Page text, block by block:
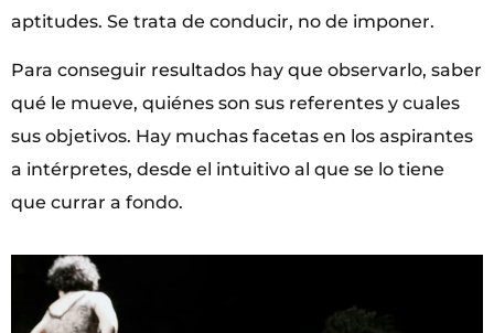
aptitudes. Se trata de conducir, no de imponer.
Para conseguir resultados hay que observarlo, saber
qué le mueve, quiénes son sus referentes y cuales
sus objetivos. Hay muchas facetas en los aspirantes
a intérpretes, desde el intuitivo al que se lo tiene
que currar a fondo.